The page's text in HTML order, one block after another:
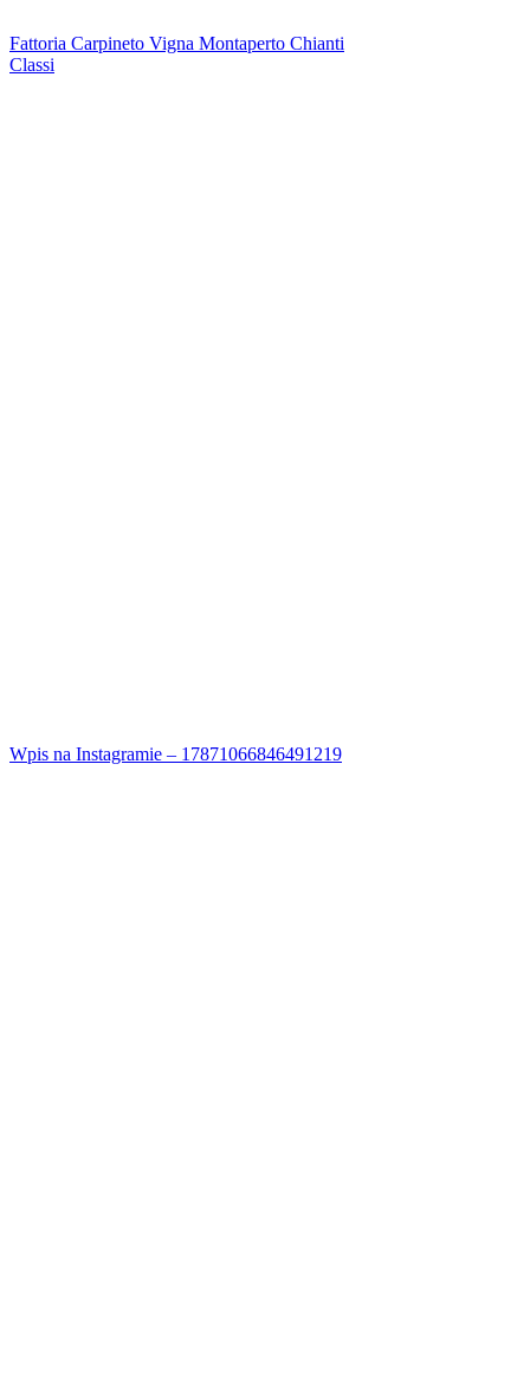
Fattoria Carpineto Vigna Montaperto Chianti
Classi
Wpis na Instagramie – 17871066846491219